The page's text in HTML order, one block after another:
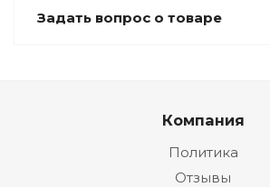
Задать вопрос о товаре
Компания
Политика
Отзывы